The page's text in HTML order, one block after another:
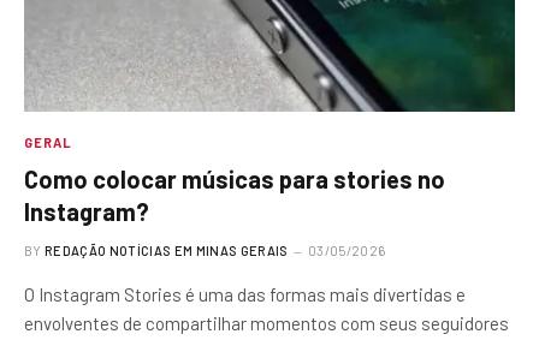
GERAL
Como colocar músicas para stories no
Instagram?
BY REDAÇÃO NOTÍCIAS EM MINAS GERAIS 03/05/2026
O Instagram Stories é uma das formas mais divertidas e
envolventes de compartilhar momentos com seus seguidores